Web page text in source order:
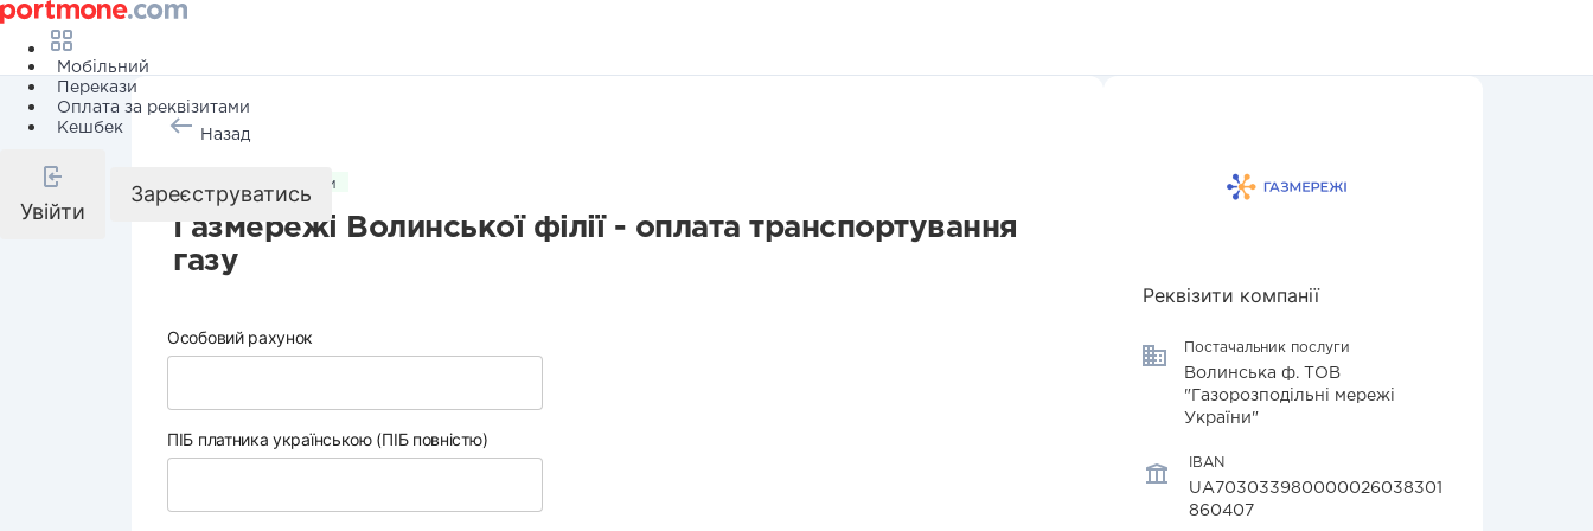
Мобільний
Перекази
Оплата за реквізитами
Кешбек
Увійти
Зареєструватись
Назад
Комунальні послуги
Газмережі Волинської філії - оплата транспортування
газу
Особовий рахунок
ПІБ платника українською (ПІБ повністю)
Реквізити компанії
Постачальник послуги
Волинська ф. ТОВ
"Газорозподільні мережі
України"
IBAN
UA703033980000026038301
860407